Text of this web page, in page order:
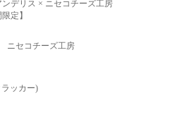
デリス × ニセコチーズ工房
定】
セコチーズ工房
ッカー)